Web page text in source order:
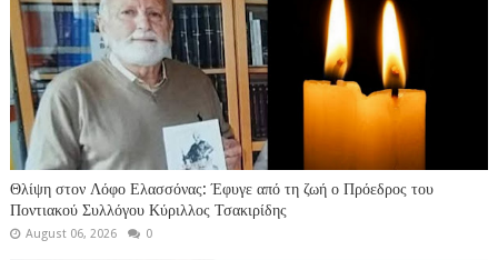
Θλίψη στον Λόφο Ελασσόνας: Έφυγε από τη ζωή ο Πρόεδρος του
Ποντιακού Συλλόγου Κύριλλος Τσακιρίδης
August 06, 2026 0